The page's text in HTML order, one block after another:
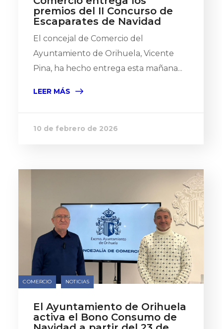
premios del II Concurso de
Escaparates de Navidad
El concejal de Comercio del
Ayuntamiento de Orihuela, Vicente
Pina, ha hecho entrega esta mañana...
LEER MÁS
10 de febrero de 2026
COMERCIO NOTICIAS
El Ayuntamiento de Orihuela
activa el Bono Consumo de